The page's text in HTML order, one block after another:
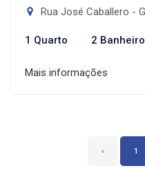
Rua José Caballero -
1 Quarto 2
Mais informações
‹ 1